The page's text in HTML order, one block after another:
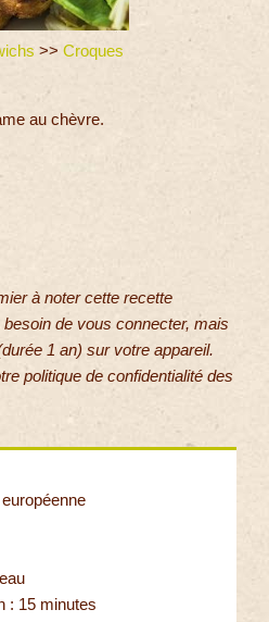
>> Croques
au chèvre.
à noter cette recette
de vous connecter, mais
1 an) sur votre appareil.
politique de confidentialité des
: 15 minutes